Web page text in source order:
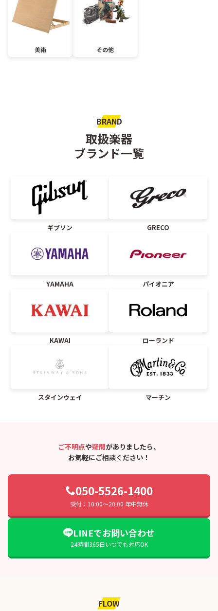
美術 その他
BRAND
取扱楽器
ブランド一覧
ギブソン GRECO
YAMAHA パイオニア
KAWAI ローランド
スタインウェイ マーチン
ご不明点や疑問がありましたら、
お気軽にご相談ください！
050-5526-1400
受付：10:00〜20:00 年中無休
LINEでお問い合わせ
24時間365日いつでも対応OK
FLOW